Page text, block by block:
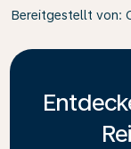
Bereitgestellt von: